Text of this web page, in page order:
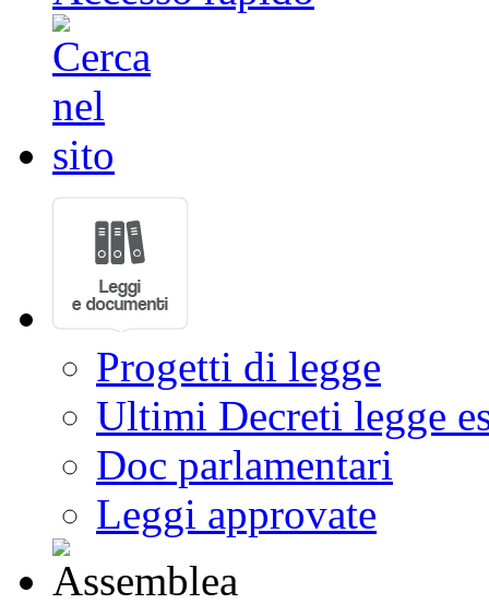
Progetti di legge
Ultimi Decreti legge
Doc parlamentari
Leggi approvate